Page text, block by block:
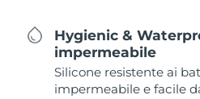
Hygienic &
impermeabile
Silicone resistente ai
impermeabile e facile